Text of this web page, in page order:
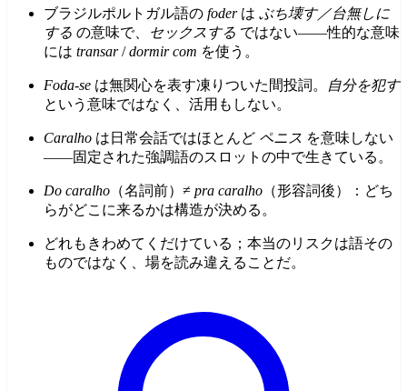
ブラジルポルトガル語の foderは ぶち壊す／台無しに
する の意味で、 セックスする ではない——性的な意味
には transar/dormir com を使う。
Foda-se は無関心を表す凍りついた間投詞。
自分を犯す
という意味ではなく、活用もしない。
Caralho は日常会話ではほとんど ペニス を意味しない
——固定された強調語のスロットの中で生きている。
Do caralho （名詞前）≠ pra caralho （形容詞後）：どち
らがどこに来るかは構造が決める。
どれもきわめてくだけている；本当のリスクは語その
ものではなく、場を読み違えることだ。